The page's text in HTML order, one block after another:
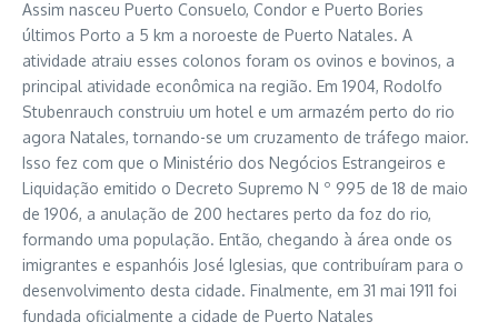
Assim nasceu Puerto Consuelo, Condor e Puerto Bories
últimos Porto a 5 km a noroeste de Puerto Natales. A
atividade atraiu esses colonos foram os ovinos e bovinos, a
principal atividade econômica na região. Em 1904, Rodolfo
Stubenrauch construiu um hotel e um armazém perto do rio
agora Natales, tornando-se um cruzamento de tráfego maior.
Isso fez com que o Ministério dos Negócios Estrangeiros e
Liquidação emitido o Decreto Supremo N º 995 de 18 de maio
de 1906, a anulação de 200 hectares perto da foz do rio,
formando uma população. Então, chegando à área onde os
imigrantes e espanhóis José Iglesias, que contribuíram para o
desenvolvimento desta cidade. Finalmente, em 31 mai 1911 foi
fundada oficialmente a cidade de Puerto Natales